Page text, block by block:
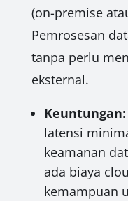
(on-premise
Pemrosesan
tanpa perlu
eksternal.
Keuntungan:
latensi
keamanan
ada biaya
kemampuan